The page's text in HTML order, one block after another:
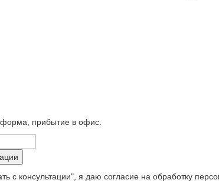
прибытие в офис.
с консультации", я даю согласие на обработку